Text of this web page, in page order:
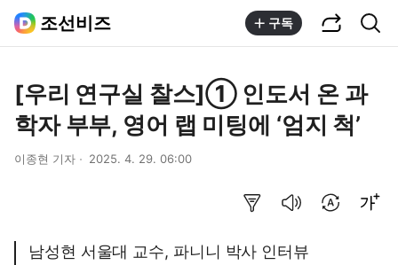
조선비즈 구독
[우리 연구실 찰스]① 인도서 온 과
학자 부부, 영어 랩 미팅에 ‘엄지 척’
이종현 기자 2025. 4. 29. 06:00
남성현 서울대 교수, 파니니 박사 인터뷰